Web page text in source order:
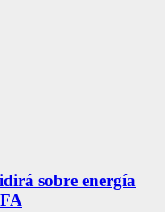
sobre energía